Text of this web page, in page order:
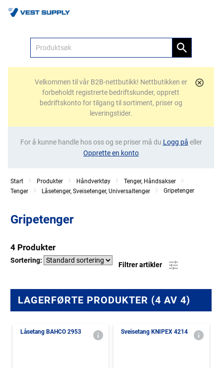
Velkommen til vår B2B-nettbutikk! Nettbutikken er
forbeholdt registrerte bedriftskunder, opprett
bedriftskonto for tilgang til sortiment, priser og
leveringstider.
For å kunne handle hos oss og se priser må du Logg på eller
Opprette en konto
Start Produkter Håndverktøy
Tenger, Håndsakser
Tenger
Låsetenger, Sveisetenger, Universaltenger Gripetenger
Gripetenger
4 Produkter
Sortering:
Filtrer artikler
LAGERFØRTE PRODUKTER (4 AV 4)
Låsetang BAHCO 2953 Sveisetang KNIPEX 4214